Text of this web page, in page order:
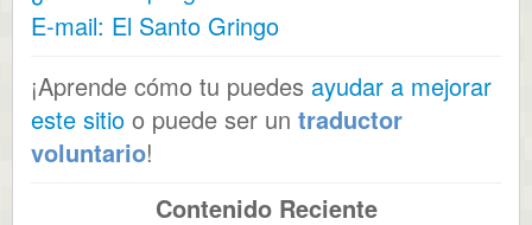
E-mail: El Santo Gringo
¡Aprende cómo tu puedes ayudar a mejorar
este sitio o puede ser un traductor
voluntario!
Contenido Reciente